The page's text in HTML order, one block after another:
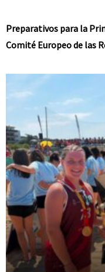
Preparativos para la
Comité Europeo de las